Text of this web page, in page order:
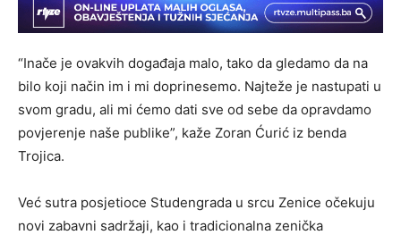
“Inače je ovakvih događaja malo, tako da gledamo da na
bilo koji način im i mi doprinesemo. Najteže je nastupati u
svom gradu, ali mi ćemo dati sve od sebe da opravdamo
povjerenje naše publike”, kaže Zoran Ćurić iz benda
Trojica.
Već sutra posjetioce Studengrada u srcu Zenice očekuju
novi zabavni sadržaji, kao i tradicionalna zenička